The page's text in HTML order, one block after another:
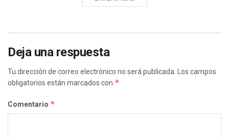
Deja una respuesta
Tu dirección de correo electrónico no será publicada.
Los campos
obligatorios están marcados con *
Comentario *